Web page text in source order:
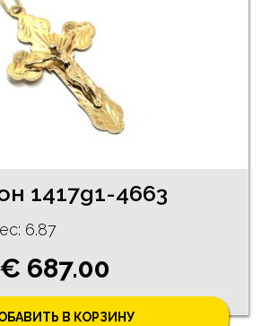
1417g1-4663
6.87
€ 687.00
В КОРЗИНУ